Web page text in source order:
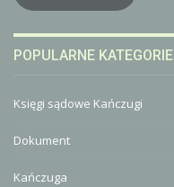
POPULARNE KATEGORIE
Księgi sądowe Kańczugi
Dokument
Kańczuga